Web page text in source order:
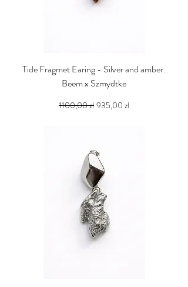
Tide Fragmet Earing - Silver and amber.
Beem x Szmydtke
Regularna cena
1100,00 zł Cena rabatowa
935,00 zł